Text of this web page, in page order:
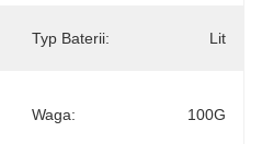
Typ Baterii: Lit
Waga: 100G